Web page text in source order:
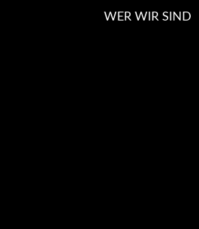
WER WIR SIND